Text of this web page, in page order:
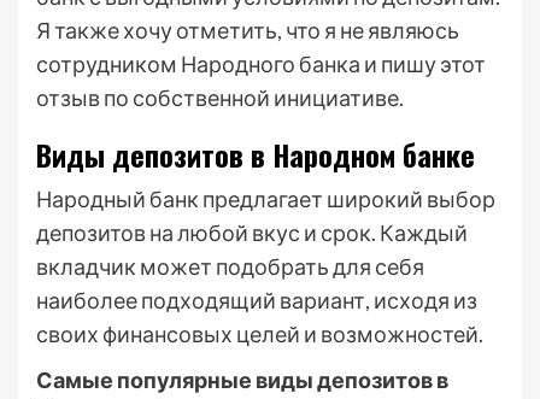
Я также хочу отметить, что я не являюсь
сотрудником Народного банка и пишу этот
отзыв по собственной инициативе.
Виды депозитов в Народном банке
Народный банк предлагает широкий выбор
депозитов на любой вкус и срок. Каждый
вкладчик может подобрать для себя
наиболее подходящий вариант, исходя из
своих финансовых целей и возможностей.
Самые популярные виды депозитов в